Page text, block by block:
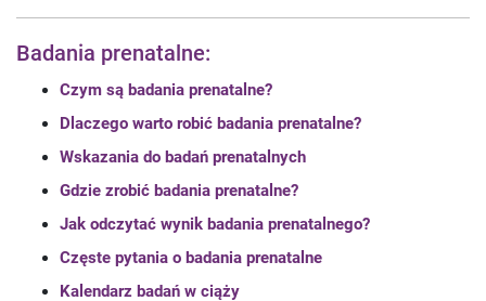
Badania prenatalne:
Czym są badania prenatalne?
Dlaczego warto robić badania prenatalne?
Wskazania do badań prenatalnych
Gdzie zrobić badania prenatalne?
Jak odczytać wynik badania prenatalnego?
Częste pytania o badania prenatalne
Kalendarz badań w ciąży